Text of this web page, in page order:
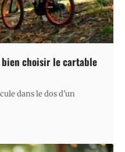
choisir le cartable
dans le dos d'un